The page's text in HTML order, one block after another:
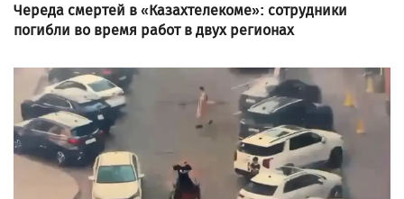
Череда смертей в «Казахтелекоме»: сотрудники
погибли во время работ в двух регионах